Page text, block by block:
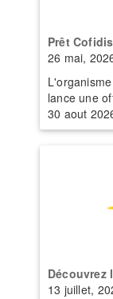
Prêt
26 mai,
lance une
30 aout
Découvrez
13 juillet,